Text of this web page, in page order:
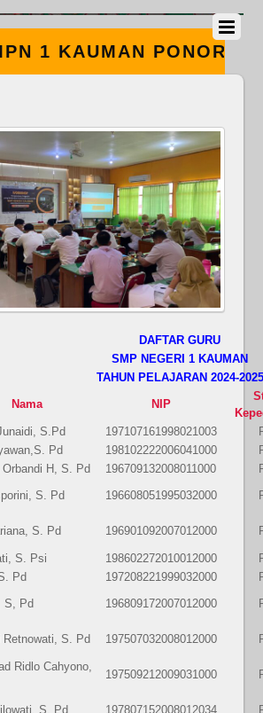
PONOROGO –
– BERBUDAYA –
RELIGIUS
DAFTAR GURU
SMP NEGERI 1 KAUMAN
TAHUN PELAJARAN 2024-2025
Nama NIP
S.Pd 197107161998021003
Pd 198102222006041000
Orbandi H, S. Pd 196709132008011000
S. Pd 196608051995032000
S. Pd 196901092007012000
S. Psi 198602272010012000
Pd 197208221999032000
S, Pd 196809172007012000
Retnowati, S. Pd 197507032008012000
Ridlo Cahyono,
197509212009031000
S. Pd 197807152008012034